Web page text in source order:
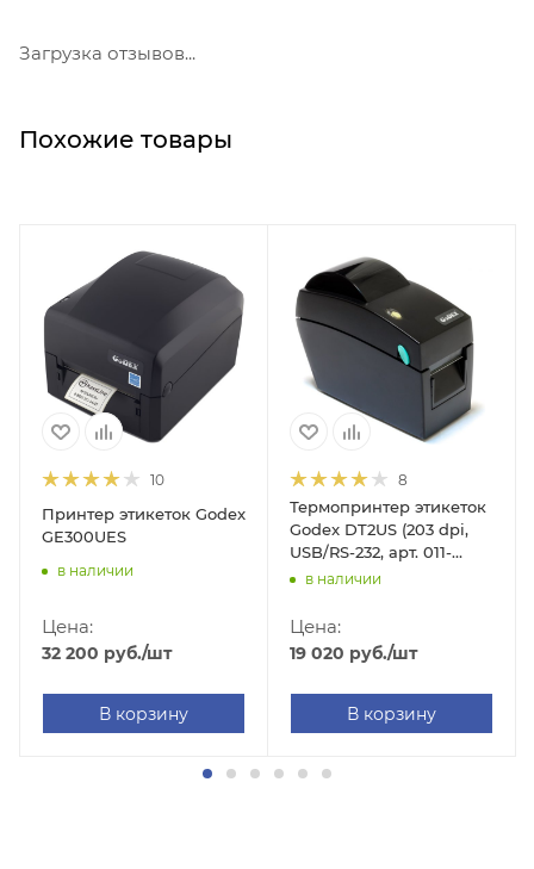
Загрузка отзывов...
Похожие товары
10
Принтер этикеток Godex
GE300UES
в наличии
Цена:
32 200 руб./шт
В корзину
8
Термопринтер этикеток
Godex DT2US (203 dpi,
USB/RS-232, арт. 011-
DT2D52-000)
в наличии
Цена:
19 020 руб./шт
В корзину